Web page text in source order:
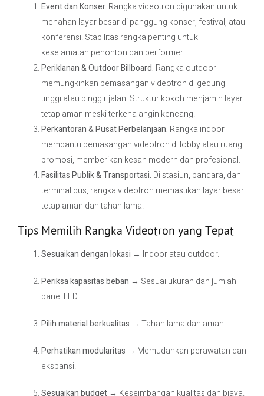
Event dan Konser. Rangka videotron digunakan untuk
menahan layar besar di panggung konser, festival, atau
konferensi. Stabilitas rangka penting untuk
keselamatan penonton dan performer.
Periklanan & Outdoor Billboard. Rangka outdoor
memungkinkan pemasangan videotron di gedung
tinggi atau pinggir jalan. Struktur kokoh menjamin layar
tetap aman meski terkena angin kencang.
Perkantoran & Pusat Perbelanjaan. Rangka indoor
membantu pemasangan videotron di lobby atau ruang
promosi, memberikan kesan modern dan profesional.
Fasilitas Publik & Transportasi. Di stasiun, bandara, dan
terminal bus, rangka videotron memastikan layar besar
tetap aman dan tahan lama.
Tips Memilih Rangka Videotron yang Tepat
Sesuaikan dengan lokasi → Indoor atau outdoor.
Periksa kapasitas beban → Sesuai ukuran dan jumlah
panel LED.
Pilih material berkualitas → Tahan lama dan aman.
Perhatikan modularitas → Memudahkan perawatan dan
ekspansi.
Sesuaikan budget → Keseimbangan kualitas dan biaya.